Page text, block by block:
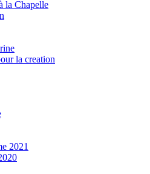
la Chapelle
la creation
2021